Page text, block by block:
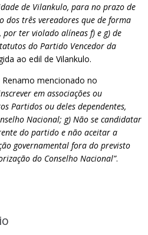
de Vilankulo, para no prazo de
dos três vereadores que de forma
por ter violado alíneas f) e g) de
do Partido Vencedor da
ao edil de Vilankulo.
mencionado no
em associações ou
Partidos ou deles dependentes,
Nacional; g) Não se candidatar
do partido e não aceitar a
governamental fora do previsto
do Conselho Nacional”.